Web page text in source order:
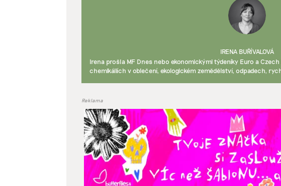
IRENA BUŘÍVALOVÁ
Irena prošla MF Dnes nebo ekonomickými týdeníky Euro a
chemikáliích v oblečení, ekologickém zemědělství, odpadech,
Reklama